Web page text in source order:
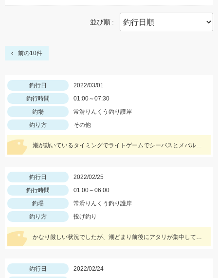
並び順
前の10件
釣行日
2022/03/01
釣行時間
01:00～07:30
釣場
常滑りんくう釣り護岸
釣り方
その他
潮が動いているタイミングでライトゲームでシーバスとメバルが良く釣れ、エサ釣りではカレイとアナゴが釣れました‼
釣行日
2022/02/25
釣行時間
01:00～06:00
釣場
常滑りんくう釣り護岸
釣り方
投げ釣り
かなり厳しい状況でしたが、潮どまり前後にアタリが集中してなんとか2匹釣れました。
釣行日
2022/02/24